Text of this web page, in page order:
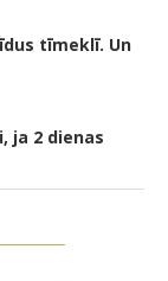
tīmeklī. Un
ja 2 dienas